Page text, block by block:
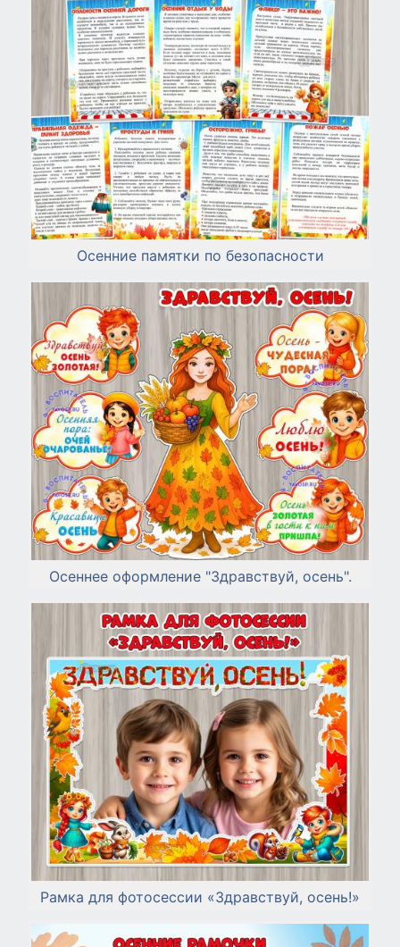
Осенние памятки по безопасности
Осеннее оформление "Здравствуй, осень".
Рамка для фотосессии «Здравствуй, осень!»